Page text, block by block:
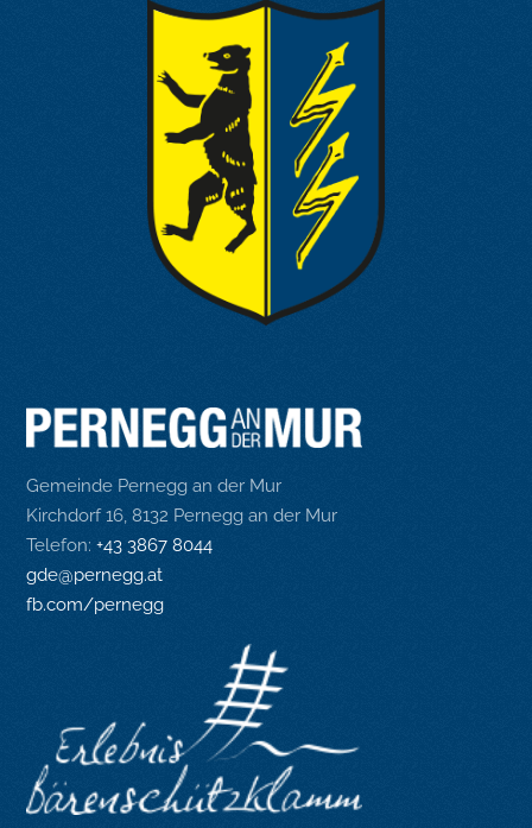
Gemeinde Pernegg an der Mur
Kirchdorf 16, 8132 Pernegg an der Mur
Telefon:+43 3867 8044
gde@pernegg.at
fb.com/pernegg